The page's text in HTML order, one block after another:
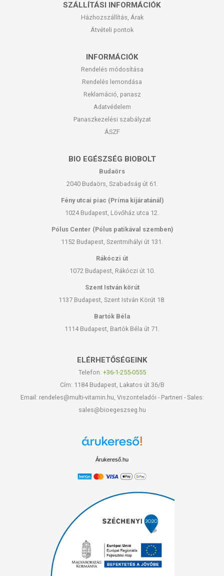
SZÁLLÍTÁSI INFORMÁCIÓK
Házhozszállítás, Árak
Átvételi pontok
INFORMÁCIÓK
Rendelés módosítása
Rendelés lemondása
Reklamáció, panasz
Adatvédelem
Panaszkezelési szabályzat
ÁSZF
BIO EGÉSZSÉG BIOBOLT
Budaörs
2040 Budaörs, Szabadság út 61.
Fény utcai piac (Príma kijáratánál)
1024 Budapest, Lövőház utca 12.
Pólus Center (Pólus patikával szemben)
1152 Budapest, Szentmihályi út 131.
Rákóczi út
1072 Budapest, Rákóczi út 10.
Szent István körút
1137 Budapest, Szent István Körút 18.
Bartók Béla
1114 Budapest, Bartók Béla út 71.
ELÉRHETŐSÉGEINK
Telefon: +36-1-255-0555
Cím: 1184 Budapest, Lakatos út 36/B
Email: rendeles@multi-vitamin.hu, Viszonteladói - Partneri - Sales:
sales@bioegeszseg.hu
Árukereső.hu